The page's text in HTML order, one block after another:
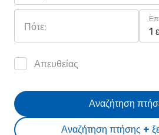
Πότε; 1
Απευθείας
Αναζήτηση πτήσης +
Αναζήτηση